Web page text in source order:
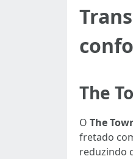
The
O The
fretado
reduzindo